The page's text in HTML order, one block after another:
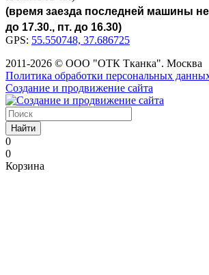
(время заезда последней машины не
до 17.30., пт. до 16.30)
GPS: 55.550748, 37.686725
2011-2026 © ООО "ОТК Тканка". Москва
Политика обработки персональных
Создание и продвижение сайта
Найти
0
0
Корзина